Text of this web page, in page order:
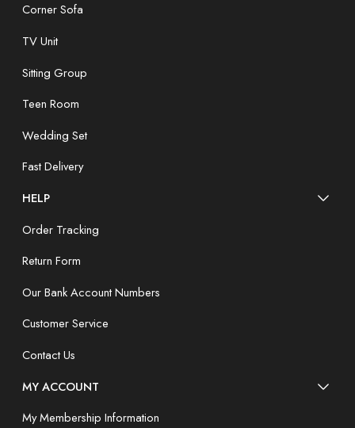
Corner Sofa
TV Unit
Sitting Group
Teen Room
Wedding Set
Fast Delivery
HELP
Order Tracking
Return Form
Our Bank Account Numbers
Customer Service
Contact Us
MY ACCOUNT
My Membership Information